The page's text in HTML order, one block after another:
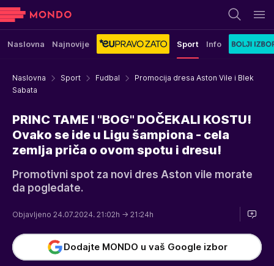
Naslovna Najnovije Sport Info
Naslovna Sport Fudbal
Promocija dresa Aston Vile i Blek
Sabata
PRINC TAME I "BOG" DOČEKALI KOSTU!
Ovako se ide u Ligu šampiona - cela
zemlja priča o ovom spotu i dresu!
Promotivni spot za novi dres Aston vile morate
da pogledate.
Objavljeno 24.07.2024. 21:02h → 21:24h
Dodajte MONDO u vaš Google izbor